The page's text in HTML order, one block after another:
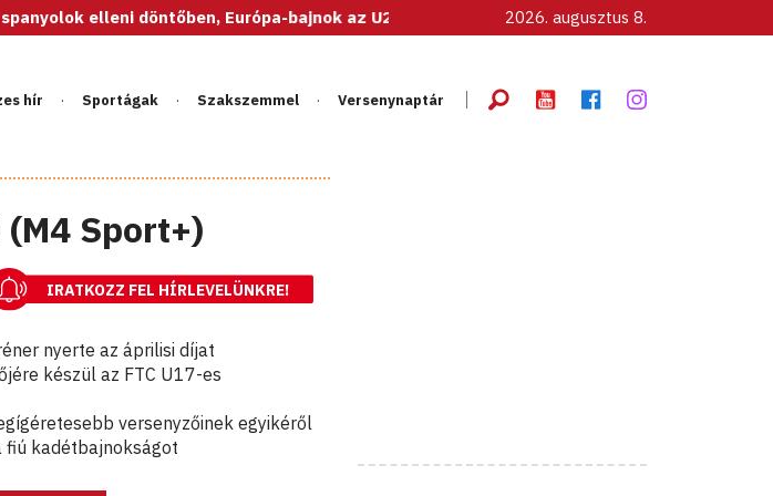
elleni döntőben, Európa-bajnok az U20-as női válogatott! 2026. augusztus 8.
hír Sportágak Szakszemmel Versenynaptár
Sport+)
IRATKOZZ FEL HÍRLEVELÜNKRE!
nyerte az áprilisi díjat
készül az FTC U17-es
versenyzőinek egyikéről
fiú kadétbajnokságot